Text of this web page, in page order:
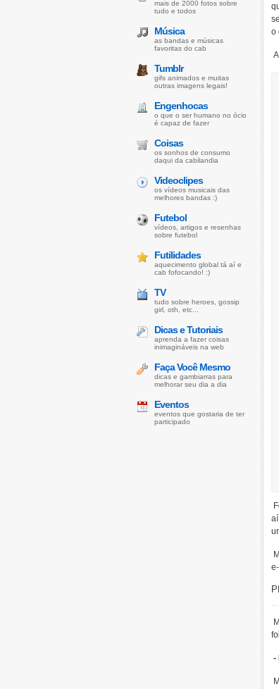
o
-
mais de 2000 fotos sobre
tudo e todos
Música
as bandas e músicas
favoritas do cab
Tumblr
gifs animados e muitas
outras imagens legais!
Engenhocas
o que o ser humano no ócio
é capaz de fazer
Coisas
os sonhos de consumo
daqui da cabilandia
Videoclipes
os vídeos musicais das
melhores bandas :)
Futebol
vídeos, artigos e resenhas
sobre futebol
Futilidades
aquecimento global tá aí e
cab fofocando! :)
TV
tudo sobre heroes, gossip
girl, oth, etc...
Dicas e Tutoriais
aprenda a fazer coisas
inimagináveis na web
Faça Você Mesmo
dicas e gambiarras para
melhorar seu dia a dia
Eventos
eventos que gostaria de ter
participado